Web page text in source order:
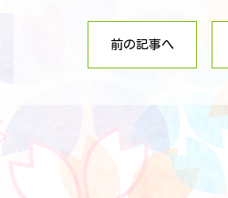
前の記事へ